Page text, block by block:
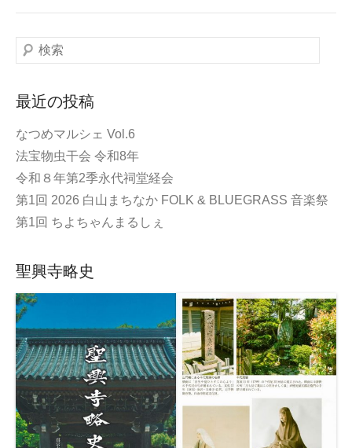
検
最近の投稿
なつめマルシェ Vol.6
法宝物虫干会 令和8年
令和８年第2季永代祠堂経会
第1回 2026 白山まちなか FOLK & BLUEGRASS 音楽祭
第1回 ちよちゃんまるしぇ
聖興寺略史